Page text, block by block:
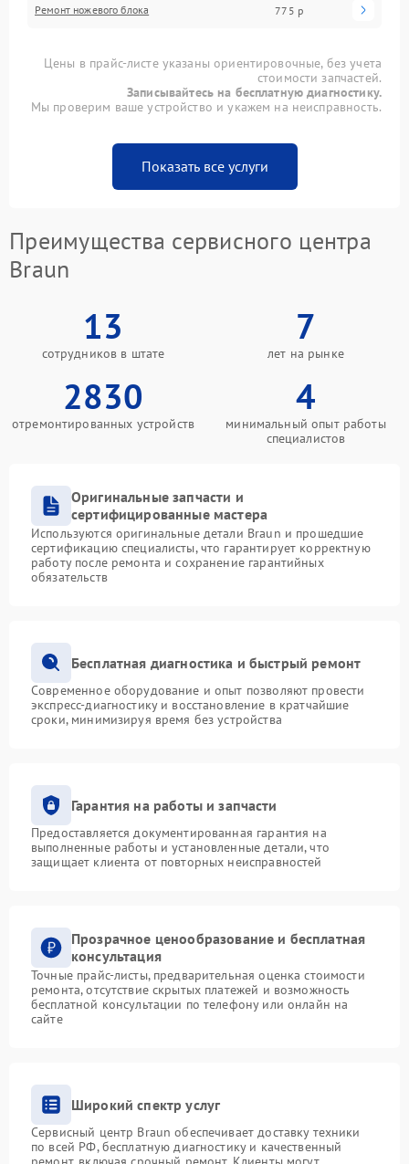
Ремонт ножевого блока 775 р
Цены в прайс-листе указаны ориентировочные, без учета
стоимости запчастей.
Записывайтесь на бесплатную диагностику.
Мы проверим ваше устройство и укажем на неисправность.
Показать все услуги
Преимущества сервисного центра
Braun
13
сотрудников в штате
7
лет на рынке
2830
отремонтированных устройств
4
минимальный опыт работы
специалистов
Оригинальные запчасти и
сертифицированные мастера
Используются оригинальные детали Braun и прошедшие
сертификацию специалисты, что гарантирует корректную
работу после ремонта и сохранение гарантийных
обязательств
Бесплатная диагностика и быстрый ремонт
Современное оборудование и опыт позволяют провести
экспресс-диагностику и восстановление в кратчайшие
сроки, минимизируя время без устройства
Гарантия на работы и запчасти
Предоставляется документированная гарантия на
выполненные работы и установленные детали, что
защищает клиента от повторных неисправностей
Прозрачное ценообразование и бесплатная
консультация
Точные прайс-листы, предварительная оценка стоимости
ремонта, отсутствие скрытых платежей и возможность
бесплатной консультации по телефону или онлайн на
сайте
Широкий спектр услуг
Сервисный центр Braun обеспечивает доставку техники
по всей РФ, бесплатную диагностику и качественный